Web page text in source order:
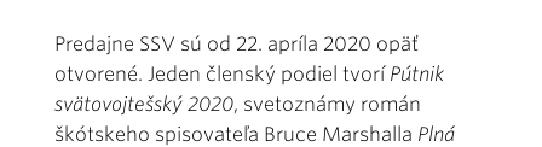
Predajne SSV sú od 22. apríla 2020 opäť
otvorené. Jeden členský podiel tvorí Pútnik
svätovojtešský 2020, svetoznámy román
škótskeho spisovateľa Bruce Marshalla Plná